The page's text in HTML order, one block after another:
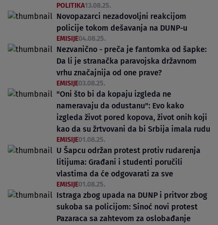
POLITIKA13.08.25.
Novopazarci nezadovoljni reakcijom
policije tokom dešavanja na DUNP-u
EMISIJE04.08.25.
Nezvanično - preča je fantomka od šapke:
Da li je stranačka paravojska državnom
vrhu značajnija od one prave?
EMISIJE03.08.25.
"Oni što bi da kopaju izgleda ne
nameravaju da odustanu": Evo kako
izgleda život pored kopova, život onih koji
kao da su žrtvovani da bi Srbija imala rudu
EMISIJE01.08.25.
U Šapcu održan protest protiv rudarenja
litijuma: Građani i studenti poručili
vlastima da će odgovarati za sve
EMISIJE01.08.25.
Istraga zbog upada na DUNP i pritvor zbog
sukoba sa policijom: Sinoć novi protest
Pazaraca sa zahtevom za oslobađanje